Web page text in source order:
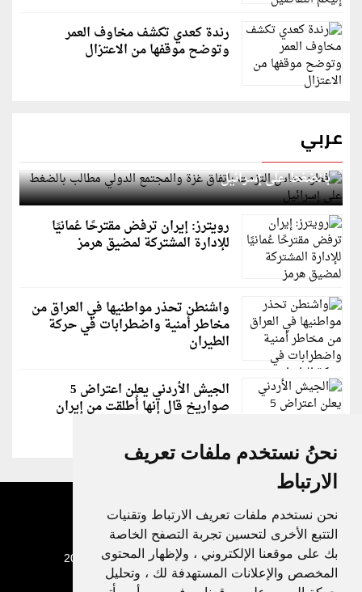
نحنُ نستخدم ملفات تعريف
الارتباط
نحن نستخدم ملفات تعريف الارتباط وتقنيات
التتبع الأخرى لتحسين تجربة التصفح الخاصة
بك على موقعنا الإلكتروني ، ولإظهار المحتوى
المخصص والإعلانات المستهدفة لك ، وتحليل
رندة كعدي تكشف مخاوف العمر
وتوضح موقفها من الاعتزال
عربي
قطر: حماس التزمت باتفاق غزة والمجتمع الدولي مطالب
بالضغط على إسرائيل
رويترز: إيران ترفض مقترحًا عُمانيًا
للإدارة المشتركة لمضيق هرمز
واشنطن تحذر مواطنيها في العراق من
مخاطر أمنية واضطرابات في حركة
الطيران
الجيش الأردني يعلن اعتراض 5
صواريخ قال إنها أُطلقت من إيران
جميع الحقوق محفوظة لدنيا الوطن © 2003 - 2022